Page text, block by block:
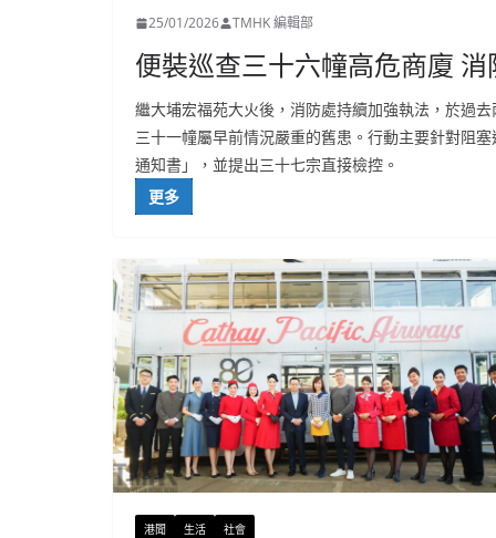
25/01/2026 TMHK 編輯部
便裝巡查三十六幢高危商廈
繼大埔宏福苑大火後，消防處持續加強執法，於過
三十一幢屬早前情況嚴重的舊患。行動主要針對阻
通知書」，並提出三十七宗直接檢控。
更多
港聞 生活 社會